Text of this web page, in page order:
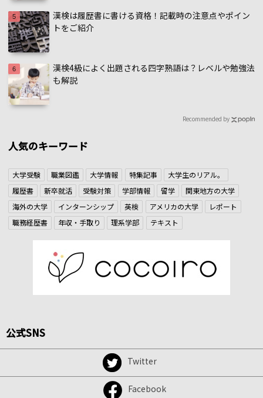
漢検は履歴書に書ける資格！記載時の注意点やポイン
トをご紹介
漢検4級によく出題される四字熟語は？レベルや勉強法
も解説
Recommended by
人気のキーワード
大学受験 職業図鑑 大学情報 特集記事
大学生のリアル。
履歴書
新卒就活 受験対策 学部情報 留学
関東地方の大学
海外の大学
インターンシップ 英検 アメリカの大学
レポート
職務経歴書
年収・手取り 理系学部 テキスト
公式SNS
Twitter
Facebook